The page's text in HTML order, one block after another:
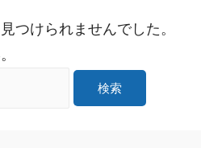
つけられませんでした。